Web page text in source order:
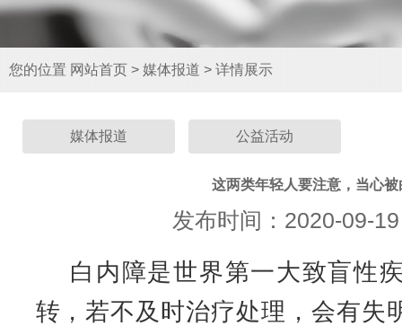
您的位置 网站首页 > 媒体报道 > 详情展示
媒体报道 公益活动
这两类年轻人要注意，当心
发布时间：2020-09-19
白内障是世界第一大致盲性
转，若不及时治疗处理，会有失